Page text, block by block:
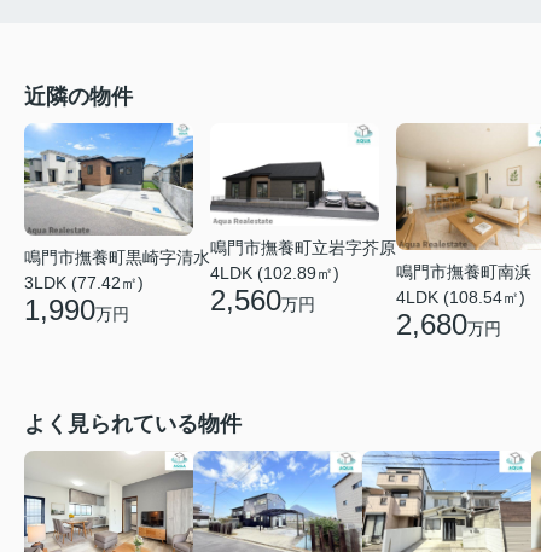
近隣の物件
鳴門市撫養町黒崎字清水
3LDK (77.42㎡)
1,990万円
鳴門市撫養町立岩字芥原
4LDK (102.89㎡)
2,560万円
鳴門市撫養町南浜
4LDK (108.54㎡)
2,680万円
よく見られている物件